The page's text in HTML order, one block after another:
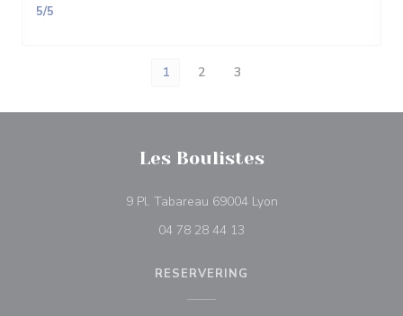
5/5
1 2 3
Les Boulistes
9 Pl. Tabareau 69004 Lyon((opent in een nieuw
04 78 28 44 13
RESERVERING